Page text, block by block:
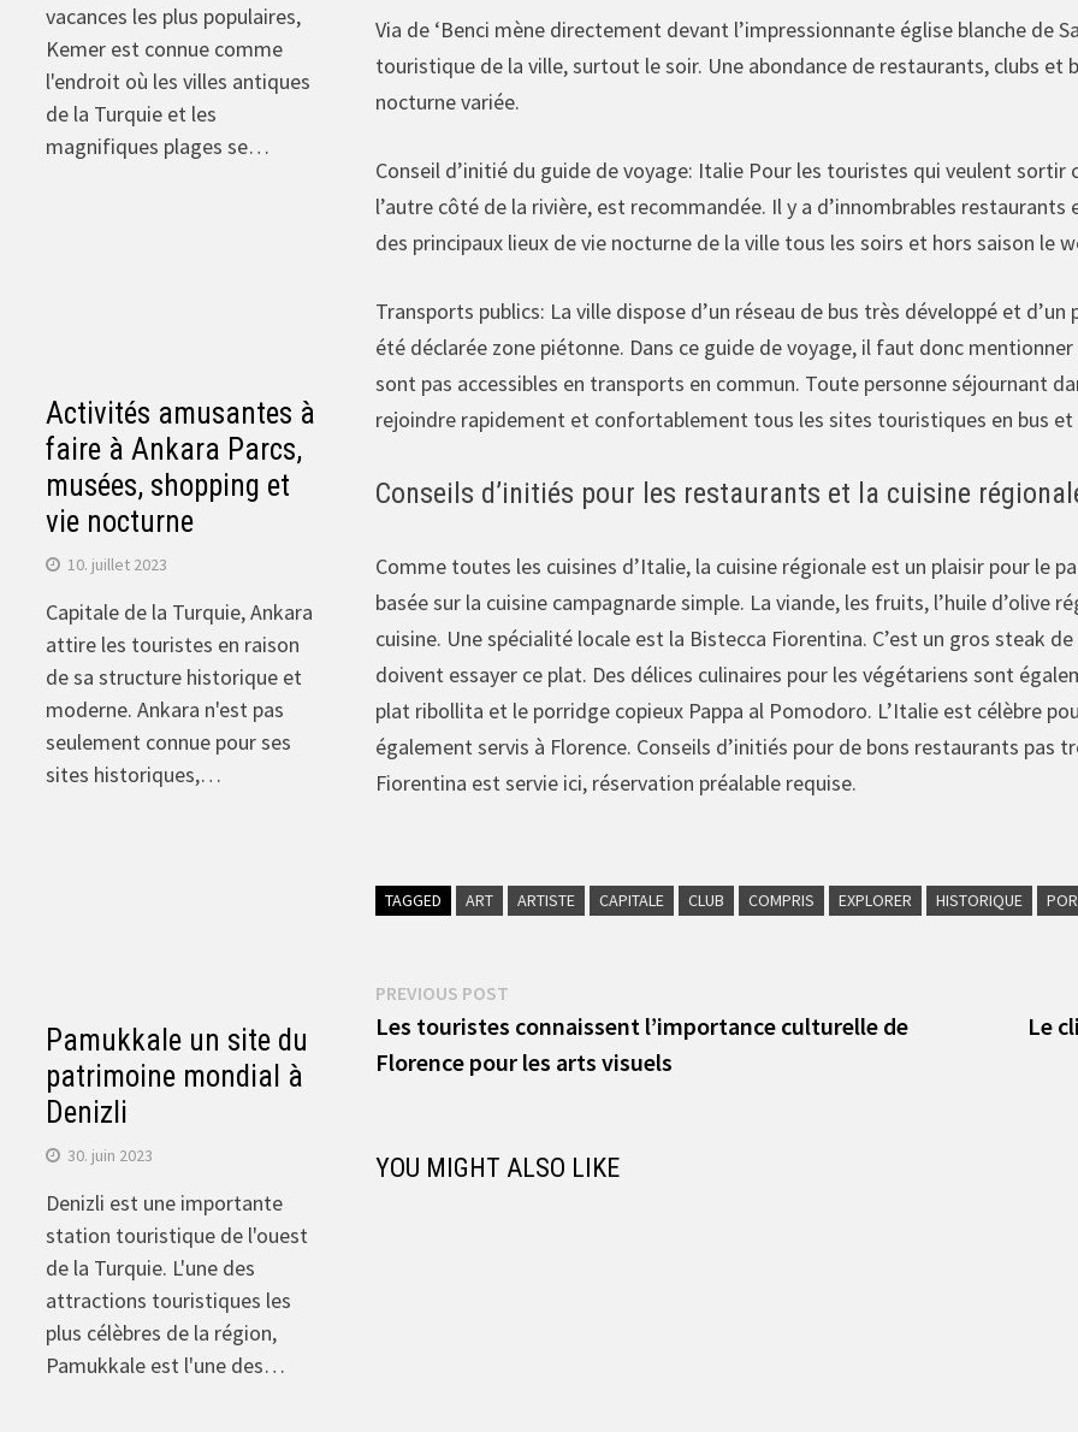
Via de ‘Benci mène directement devant l’impressionnante église blanche de
touristique de la ville, surtout le soir. Une abondance de restaurants, clubs
nocturne variée.
Conseil d’initié du guide de voyage: Italie Pour les touristes qui veulent
l’autre côté de la rivière, est recommandée. Il y a d’innombrables
des principaux lieux de vie nocturne de la ville tous les soirs et hors saison le
Transports publics: La ville dispose d’un réseau de bus très développé et
été déclarée zone piétonne. Dans ce guide de voyage, il faut donc
sont pas accessibles en transports en commun. Toute personne séjournant
rejoindre rapidement et confortablement tous les sites touristiques en bus et
Conseils d’initiés pour les restaurants et la cuisine
Comme toutes les cuisines d’Italie, la cuisine régionale est un plaisir pour le
basée sur la cuisine campagnarde simple. La viande, les fruits, l’huile d’olive
cuisine. Une spécialité locale est la Bistecca Fiorentina. C’est un gros steak
doivent essayer ce plat. Des délices culinaires pour les végétariens sont
plat ribollita et le porridge copieux Pappa al Pomodoro. L’Italie est célèbre
également servis à Florence. Conseils d’initiés pour de bons restaurants pas
Fiorentina est servie ici, réservation préalable requise.
TAGGED ART ARTISTE CAPITALE CLUB COMPRIS EXPLORER HISTORIQUE
Navigation
de
l’article
PREVIOUS POSTPrevious
post:
Les touristes connaissent l’importance culturelle de
Florence pour les arts visuels
Le
YOU MIGHT ALSO LIKE
vacances les plus populaires,
Kemer est connue comme
l'endroit où les villes antiques
de la Turquie et les
magnifiques plages se…
Activités amusantes à
faire à Ankara Parcs,
musées, shopping et
vie nocturne
10. juillet 2023
Capitale de la Turquie, Ankara
attire les touristes en raison
de sa structure historique et
moderne. Ankara n'est pas
seulement connue pour ses
sites historiques,…
Pamukkale un site du
patrimoine mondial à
Denizli
30. juin 2023
Denizli est une importante
station touristique de l'ouest
de la Turquie. L'une des
attractions touristiques les
plus célèbres de la région,
Pamukkale est l'une des…